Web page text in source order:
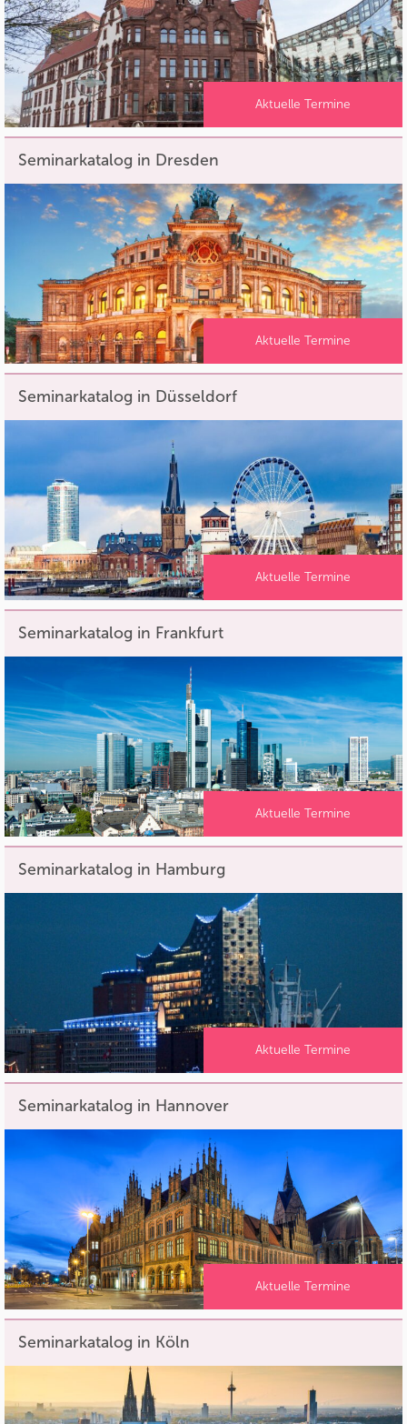
Aktuelle Termine
Seminarkatalog in Dresden
Aktuelle Termine
Seminarkatalog in Düsseldorf
Aktuelle Termine
Seminarkatalog in Frankfurt
Aktuelle Termine
Seminarkatalog in Hamburg
Aktuelle Termine
Seminarkatalog in Hannover
Aktuelle Termine
Seminarkatalog in Köln